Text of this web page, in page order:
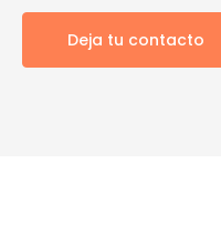
Deja tu contacto